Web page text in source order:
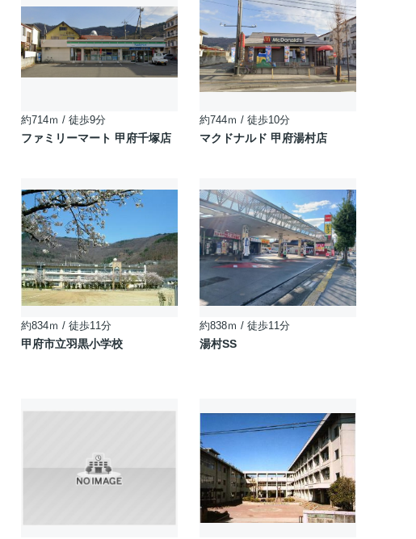
約714ｍ / 徒歩9分
ファミリーマート 甲府千塚店
約744ｍ / 徒歩10分
マクドナルド 甲府湯村店
約834ｍ / 徒歩11分
甲府市立羽黒小学校
約838ｍ / 徒歩11分
湯村SS